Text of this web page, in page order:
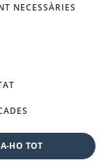
NECESSÀRIES
HO TOT